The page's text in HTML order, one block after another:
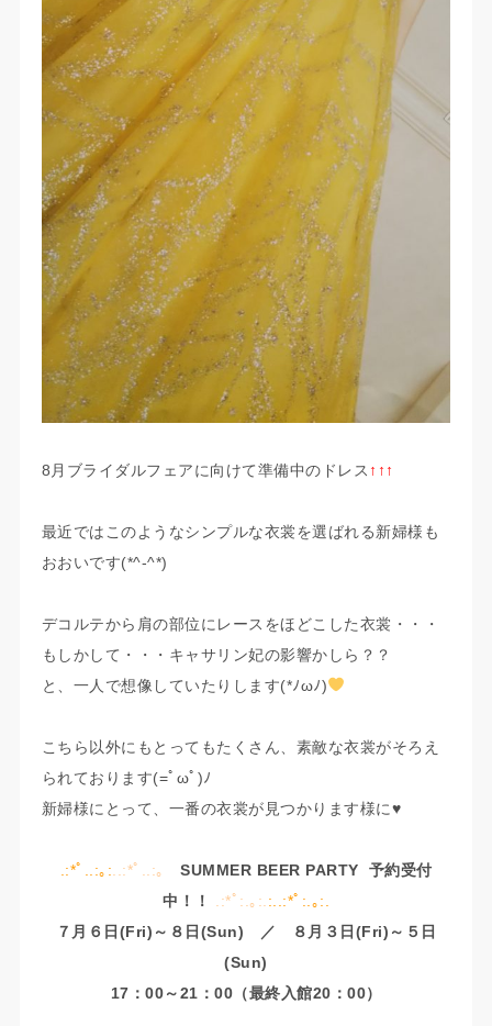
8月ブライダルフェアに向けて準備中のドレス ↑↑↑
最近ではこのようなシンプルな衣裳を選ばれる新婦様も
おおいです(*^-^*)
デコルテから肩の部位にレースをほどこした衣裳・・・
もしかして・・・キャサリン妃の影響かしら？？
と、一人で想像していたりします(*ﾉωﾉ)
こちら以外にもとってもたくさん、素敵な衣裳がそろえ
られております(=ﾟωﾟ)ﾉ
新婦様にとって、一番の衣裳が見つかります様に♥
:*ﾟ..:｡: ..:*ﾟ..:｡
SUMMER BEER PARTY 予約受付
中！！
.:*ﾟ:.｡:. : ..:*ﾟ:.｡:.
７月６日(Fri)～８日(Sun) ／ ８月３日(Fri)～５日
(Sun)
17：00～21：00（最終入館20：00）